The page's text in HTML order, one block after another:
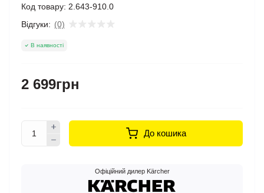
Код товару: 2.643-910.0
Відгуки: (0)
В наявності
2 699грн
До кошика
Офіційний дилер Kärcher